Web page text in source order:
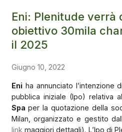
Eni: Plenitude verrà
obiettivo 30mila
il 2025
Giugno 10, 2022
Eniha annunciato l’intenzione
pubblica iniziale (Ipo) relativa
Spa per la quotazione della
Milan, organizzato e gestito
link maggiori dettagli). L’Ipo di